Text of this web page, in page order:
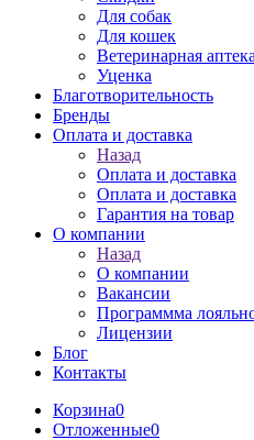
Для собак
Для кошек
Ветеринарная аптека
Уценка
Благотворительность
Бренды
Оплата и доставка
Назад
Оплата и доставка
Оплата и доставка
Гарантия на товар
О компании
Назад
О компании
Вакансии
Программма
Лицензии
Блог
Контакты
Корзина0
Отложенные0